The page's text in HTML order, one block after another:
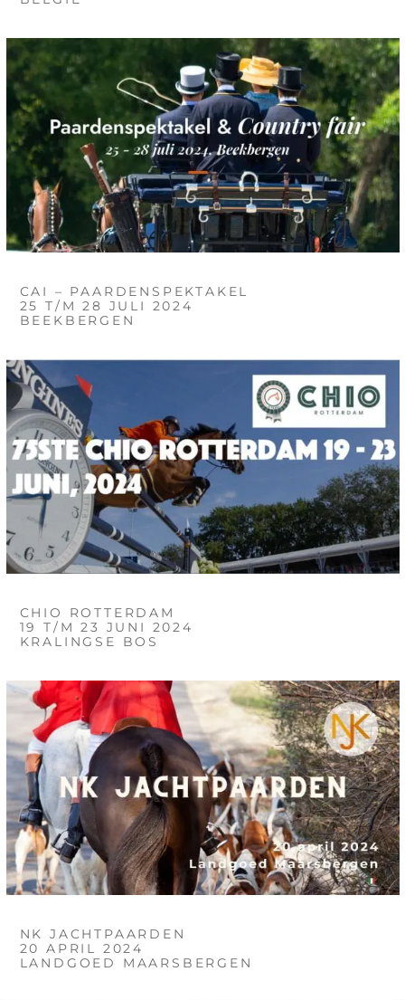
CAI – PAARDENSPEKTAKEL
25 T/M 28 JULI 2024
BEEKBERGEN
CHIO ROTTERDAM
19 T/M 23 JUNI 2024
KRALINGSE BOS
NK JACHTPAARDEN
20 APRIL 2024
LANDGOED MAARSBERGEN